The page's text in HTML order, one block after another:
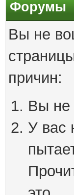
Форумы
Вы не
причин:
Вы не
У вас